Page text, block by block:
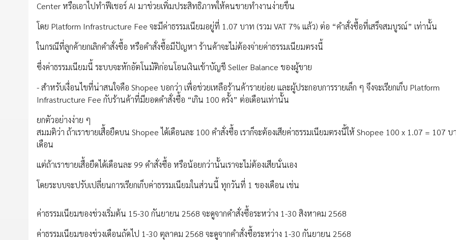
Center หรือเอาไปทำฟีเชอร์ AI มาช่วยเพิ่มประสิทธิภาพให้คนขายทำงานง่ายขึ้น
โดย Platform Infrastructure Fee จะมีค่าธรรมเนียมอยู่ที่ 1.07 บาท (รวม VAT 7% แล้ว) ต่อ “คำสั่งซื้อที่เสร็จสมบูรณ์” เท่านั้น
ในกรณีที่ลูกค้ายกเลิกคำสั่งซื้อ หรือคำสั่งซื้อมีปัญหา ร้านค้าจะไม่ต้องจ่ายค่าธรรมเนียมตรงนี้
ซึ่งค่าธรรมเนียมนี้ ระบบจะหักอัตโนมัติก่อนโอนเงินเข้าบัญชี Seller Balance ของผู้ขาย
- สำหรับเงื่อนไขที่น่าสนใจคือ Shopee บอกว่า เพื่อช่วยเหลือร้านค้ารายย่อย และผู้ประกอบการรายเล็ก ๆ จึงจะเรียกเก็บ Platform
Infrastructure Fee กับร้านค้าที่มียอดคำสั่งซื้อ “เกิน 100 ครั้ง” ต่อเดือนเท่านั้น
ยกตัวอย่างง่าย ๆ
สมมติว่า ถ้าเราขายเสื้อยืดบน Shopee ได้เดือนละ 100 คำสั่งซื้อ เราก็จะต้องเสียค่าธรรมเนียมตรงนี้ให้ Shopee 100 x 1.07 = 107
เดือน
แต่ถ้าเราขายเสื้อยืดได้เดือนละ 99 คำสั่งซื้อ หรือน้อยกว่านั้นเราจะไม่ต้องเสียนั่นเอง
โดยระบบจะปรับเปลี่ยนการเรียกเก็บค่าธรรมเนียมในส่วนนี้ ทุกวันที่ 1 ของเดือน เช่น
ค่าธรรมเนียมของช่วงเริ่มต้น 15-30 กันยายน 2568 จะดูจากคำสั่งซื้อระหว่าง 1-30 สิงหาคม 2568
ค่าธรรมเนียมของช่วงเดือนถัดไป 1-30 ตุลาคม 2568 จะดูจากคำสั่งซื้อระหว่าง 1-30 กันยายน 2568